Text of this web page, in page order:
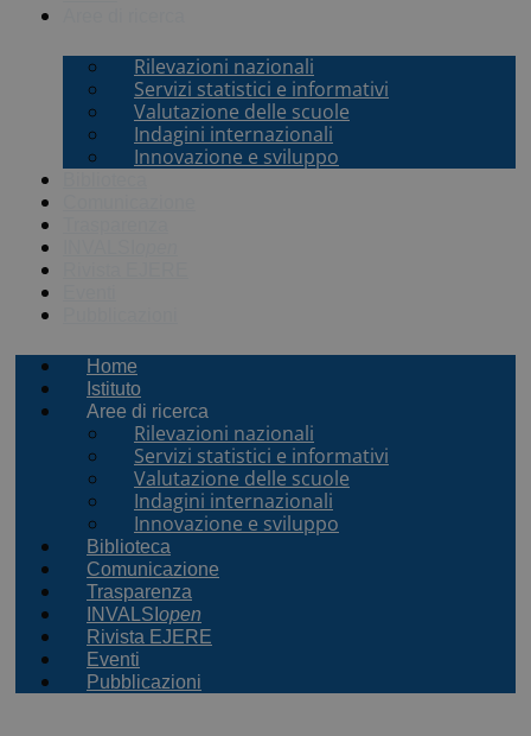
Rilevazioni nazionali
Servizi statistici e informativi
Valutazione delle scuole
Indagini internazionali
Innovazione e sviluppo
Home
Istituto
Aree di ricerca
Rilevazioni nazionali
Servizi statistici e informativi
Valutazione delle scuole
Indagini internazionali
Innovazione e sviluppo
Biblioteca
Comunicazione
Trasparenza
INVALSI open
Rivista EJERE
Eventi
Pubblicazioni